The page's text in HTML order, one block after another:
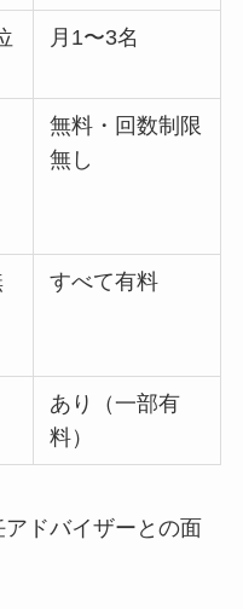
月1〜3名
無料・回数制限
無し
すべて有料
あり（一部有
料）
ドバイザーとの面